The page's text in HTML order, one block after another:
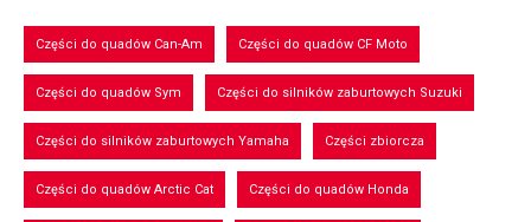
Części do quadów Can-Am Części do quadów CF Moto
Części do quadów Sym Części do silników zaburtowych Suzuki
Części do silników zaburtowych Yamaha Części zbiorcza
Części do quadów Arctic Cat Części do quadów Honda